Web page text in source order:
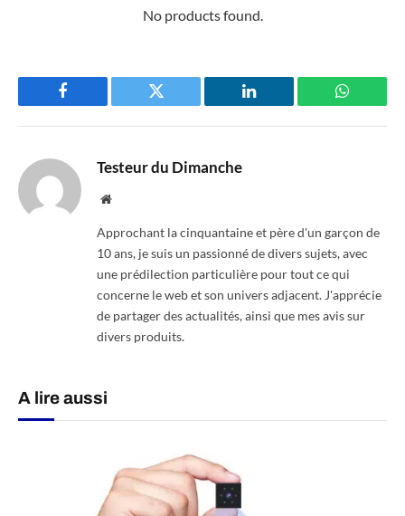
No products found.
Facebook Twitter LinkedIn
Testeur du Dimanche
Website
Approchant la cinquantaine et père d'un garçon de
10 ans, je suis un passionné de divers sujets, avec
une prédilection particulière pour tout ce qui
concerne le web et son univers adjacent. J'apprécie
de partager des actualités, ainsi que mes avis sur
divers produits.
A lire aussi